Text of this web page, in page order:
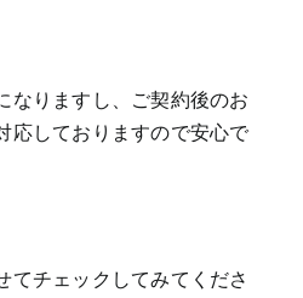
なりますし、ご契約後のお
応しておりますので安心で
てチェックしてみてくださ